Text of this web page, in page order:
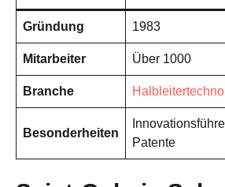
Gründung 1983
Mitarbeiter Über 1000
Branche
Besonderheiten
Patente